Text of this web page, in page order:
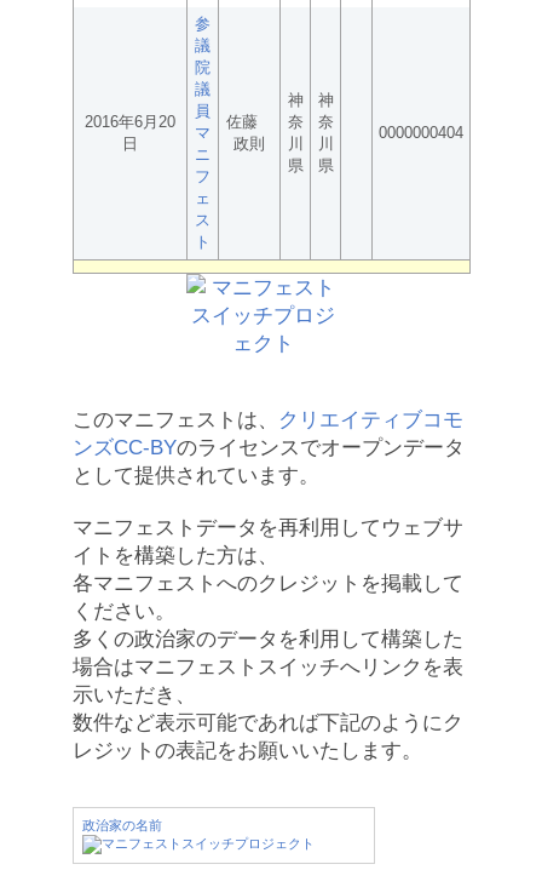
2016年6月20
日
参
議
院
議
員
マ
ニ
フ
ェ
ス
ト
佐藤
政則
神
奈
川
県
神
奈
川
県
0000000404
このマニフェストは、
クリエイティブコモ
ンズCC-BYのライセンスでオープンデータ
として提供されています。
マニフェストデータを再利用してウェブサ
イトを構築した方は、
各マニフェストへのクレジットを掲載して
ください。
多くの政治家のデータを利用して構築した
場合はマニフェストスイッチへリンクを表
示いただき、
数件など表示可能であれば下記のようにク
レジットの表記をお願いいたします。
政治家の名前